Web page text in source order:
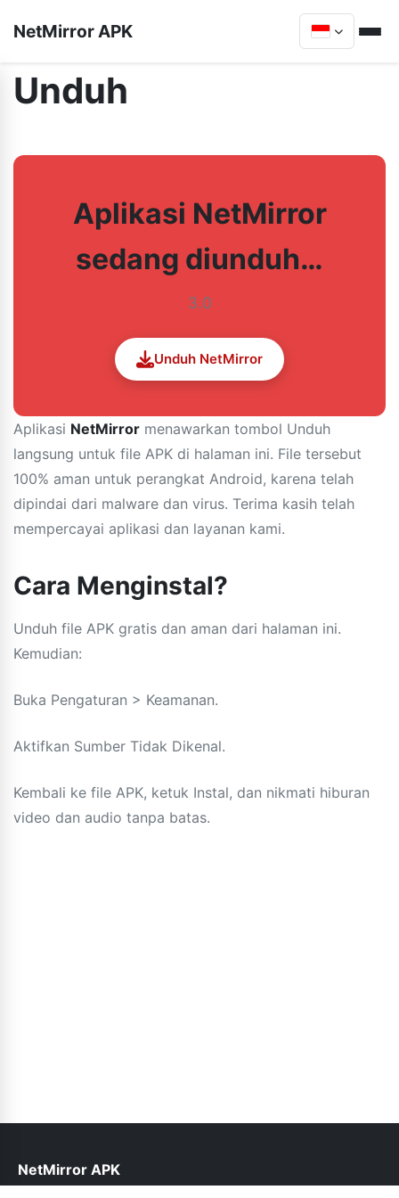
NetMirror APK
Unduh
Aplikasi NetMirror
sedang diunduh…
3.0
Unduh NetMirror
Aplikasi NetMirror menawarkan tombol Unduh
langsung untuk file APK di halaman ini. File tersebut
100% aman untuk perangkat Android, karena telah
dipindai dari malware dan virus. Terima kasih telah
mempercayai aplikasi dan layanan kami.
Cara Menginstal?
Unduh file APK gratis dan aman dari halaman ini.
Kemudian:
Buka Pengaturan > Keamanan.
Aktifkan Sumber Tidak Dikenal.
Kembali ke file APK, ketuk Instal, dan nikmati hiburan
video dan audio tanpa batas.
NetMirror APK